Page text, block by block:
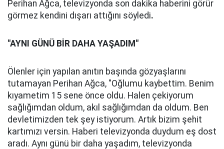
Perihan Ağca, televizyonda son dakika haberini görür
görmez kendini dışarı attığını söyledi.
"AYNI GÜNÜ BİR DAHA YAŞADIM"
Ölenler için yapılan anıtın başında gözyaşlarını
tutamayan Perihan Ağca, "Oğlumu kaybettim. Benim
kıyametim 15 sene önce oldu. Halen çekiyorum
sağlığımdan oldum, akıl sağlığımdan da oldum. Ben
devletimizden tek şey istiyorum. Artık bizim şehit
kartımızı versin. Haberi televizyonda duydum eş dost
aradı. Aynı günü bir daha yaşadım, televizyonda